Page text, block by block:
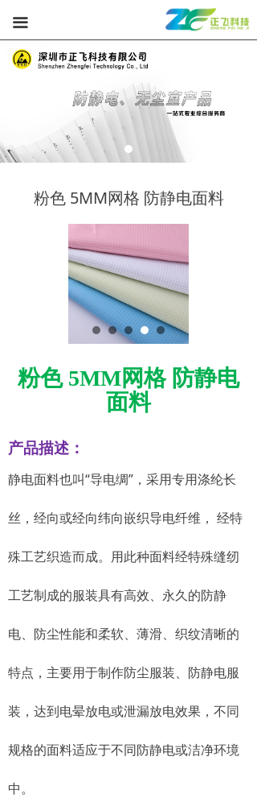
끀
粉色 5MM网格 防静电面料
粉色 5MM网格 防静电
面料
产品描述：
静电面料也叫“导电绸”，采用专用涤纶长
丝，经向或经向纬向嵌织导电纤维， 经特
殊工艺织造而成。用此种面料经特殊缝纫
工艺制成的服装具有高效、永久的防静
电、防尘性能和柔软、薄滑、织纹清晰的
特点，主要用于制作防尘服装、防静电服
装，达到电晕放电或泄漏放电效果，不同
规格的面料适应于不同防静电或洁净环境
中。